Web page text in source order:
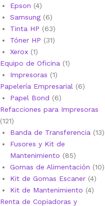
Epson 44
productos
Samsung 66
productos
Tinta HP 6363
productos
Tóner HP 3131
Xerox 11
producto
Equipo de Oficina 11
Impresoras 11
producto
Papelería Empresarial 66
Papel Bond 66
productos
Refacciones para Impresoras
121121
productos
Banda de Transferencia 1313
Fusores y Kit de
Mantenimiento
8585
productos
Gomas de Alimentación 1010
Kit de Gomas Escaner 44
Kit de Mantenimiento 44
Renta de Copiadoras y